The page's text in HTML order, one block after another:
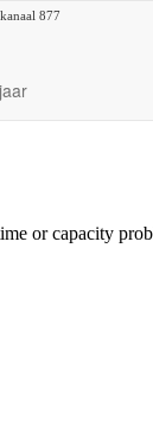
kanaal 877